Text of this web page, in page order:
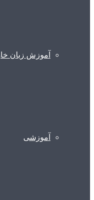
آموزش زبان
آموزشی